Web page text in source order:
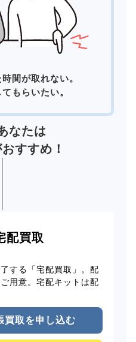
間が取れない。
もらいたい。
なたは
すすめ！
配買取
する「宅配買取」。配
用意。宅配キットは配
買取を申し込む